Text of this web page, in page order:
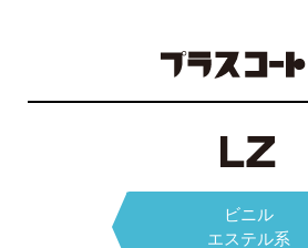
ビニル
エステル系
ビニルエステル
下水道事業団B種適合